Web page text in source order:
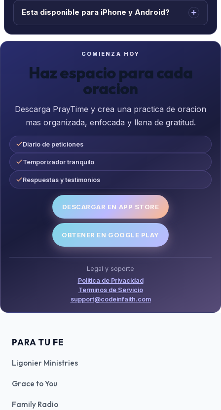
Esta disponible para iPhone y Android?
COMIENZA HOY
Haz espacio para cada
oracion
Descarga PrayTime y crea una practica de oracion
mas organizada, enfocada y llena de gratitud.
Diario de peticiones
Temporizador tranquilo
Respuestas y testimonios
DESCARGAR EN APP STORE
OBTENER EN GOOGLE PLAY
Legal y soporte
Politica de Privacidad
Terminos de Servicio
support@codeinfaith.com
PARA TU FE
Ligonier Ministries
Grace to You
Family Radio